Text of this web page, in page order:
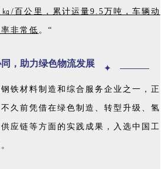
/百公里，累计运量9.5万吨，车辆动
非常低 。“
，助力绿色物流发展 ✦
铁材料制造和综合服务企业之一，正
久前凭借在绿色制造、转型升级、氢
应链等方面的实践成果，入选中国工